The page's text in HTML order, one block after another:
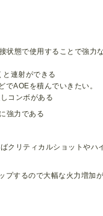
状態で使用することで強力
と連射ができる
AOEを積んでいきたい。
コンボがある
強力である
クリティカルショットやハ
プするので大幅な火力増加